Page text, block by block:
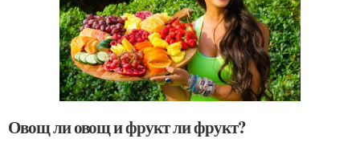
Овощ ли овощ и фрукт ли фрукт?